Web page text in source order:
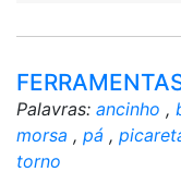
Palavras: ancinho ,
morsa , pá ,
torno